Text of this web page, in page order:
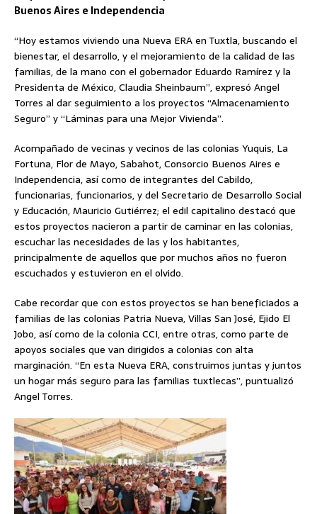
Buenos Aires e Independencia
“Hoy estamos viviendo una Nueva ERA en Tuxtla, buscando el
bienestar, el desarrollo, y el mejoramiento de la calidad de las
familias, de la mano con el gobernador Eduardo Ramírez y la
Presidenta de México, Claudia Sheinbaum”, expresó Angel
Torres al dar seguimiento a los proyectos “Almacenamiento
Seguro” y “Láminas para una Mejor Vivienda”.
Acompañado de vecinas y vecinos de las colonias Yuquis, La
Fortuna, Flor de Mayo, Sabahot, Consorcio Buenos Aires e
Independencia, así como de integrantes del Cabildo,
funcionarias, funcionarios, y del Secretario de Desarrollo Social
y Educación, Mauricio Gutiérrez; el edil capitalino destacó que
estos proyectos nacieron a partir de caminar en las colonias,
escuchar las necesidades de las y los habitantes,
principalmente de aquellos que por muchos años no fueron
escuchados y estuvieron en el olvido.
Cabe recordar que con estos proyectos se han beneficiados a
familias de las colonias Patria Nueva, Villas San José, Ejido El
Jobo, así como de la colonia CCI, entre otras, como parte de
apoyos sociales que van dirigidos a colonias con alta
marginación. “En esta Nueva ERA, construimos juntas y juntos
un hogar más seguro para las familias tuxtlecas”, puntualizó
Angel Torres.